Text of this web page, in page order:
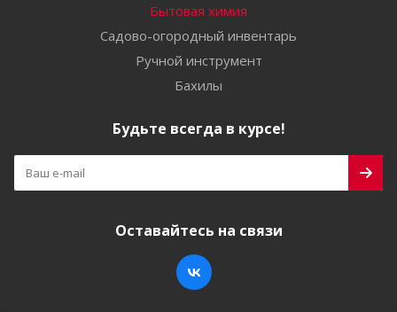
Бытовая химия
Садово-огородный инвентарь
Ручной инструмент
Бахилы
Будьте всегда в курсе!
Оставайтесь на связи